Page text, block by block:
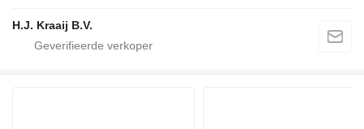
H.J. Kraaij B.V.